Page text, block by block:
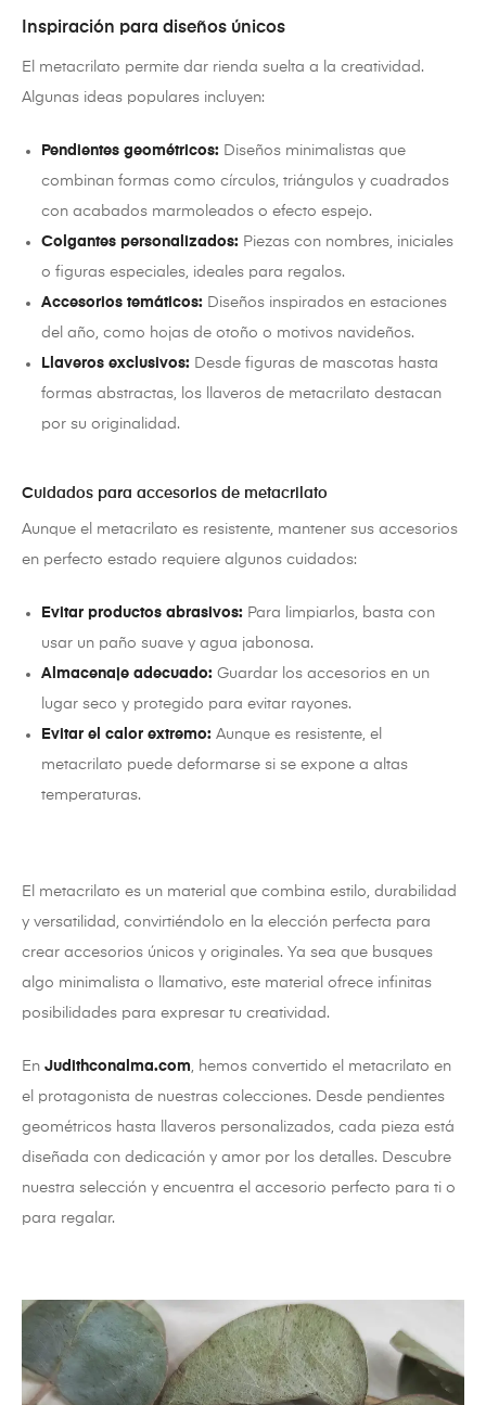
Inspiración para diseños únicos
El metacrilato permite dar rienda suelta a la creatividad.
Algunas ideas populares incluyen:
Pendientes geométricos: Diseños minimalistas que
combinan formas como círculos, triángulos y cuadrados
con acabados marmoleados o efecto espejo.
Colgantes personalizados: Piezas con nombres, iniciales
o figuras especiales, ideales para regalos.
Accesorios temáticos: Diseños inspirados en estaciones
del año, como hojas de otoño o motivos navideños.
Llaveros exclusivos: Desde figuras de mascotas hasta
formas abstractas, los llaveros de metacrilato destacan
por su originalidad.
Cuidados para accesorios de metacrilato
Aunque el metacrilato es resistente, mantener sus accesorios
en perfecto estado requiere algunos cuidados:
Evitar productos abrasivos: Para limpiarlos, basta con
usar un paño suave y agua jabonosa.
Almacenaje adecuado: Guardar los accesorios en un
lugar seco y protegido para evitar rayones.
Evitar el calor extremo: Aunque es resistente, el
metacrilato puede deformarse si se expone a altas
temperaturas.
El metacrilato es un material que combina estilo, durabilidad
y versatilidad, convirtiéndolo en la elección perfecta para
crear accesorios únicos y originales. Ya sea que busques
algo minimalista o llamativo, este material ofrece infinitas
posibilidades para expresar tu creatividad.
En Judithconalma.com, hemos convertido el metacrilato en
el protagonista de nuestras colecciones. Desde pendientes
geométricos hasta llaveros personalizados, cada pieza está
diseñada con dedicación y amor por los detalles. Descubre
nuestra selección y encuentra el accesorio perfecto para ti o
para regalar.